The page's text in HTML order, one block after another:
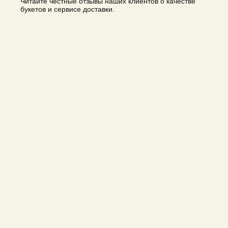
букетов и сервисе доставки.